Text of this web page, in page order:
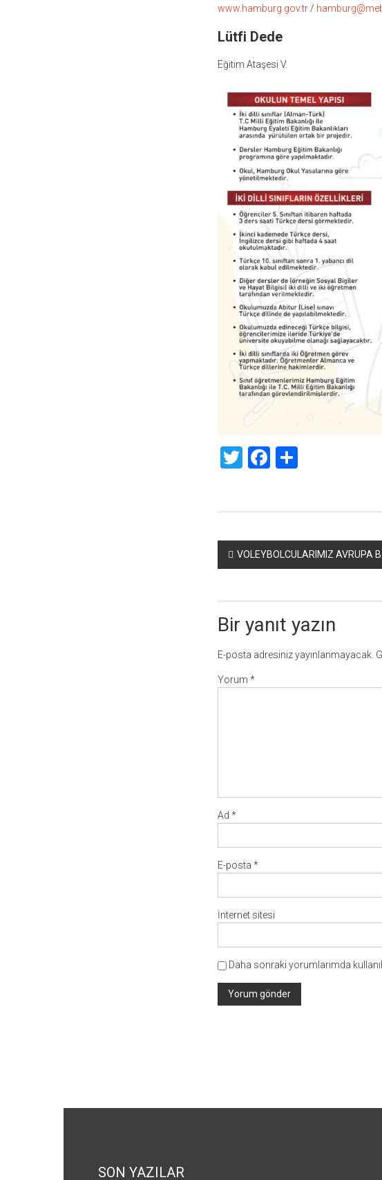
www.hamburg.gov.tr/
Lütfi Dede
Eğitim Ataşesi V.
TwitterFacebook
Share
Yazı
dolaşımı
VOLEYBOLCULARIMIZ AVRUPA
Bir yanıt yazın
E-posta adresiniz yayınlanmayacak.
Yorum *
Ad *
E-posta *
İnternet sitesi
Daha sonraki yorumlarımda
SON YAZILAR